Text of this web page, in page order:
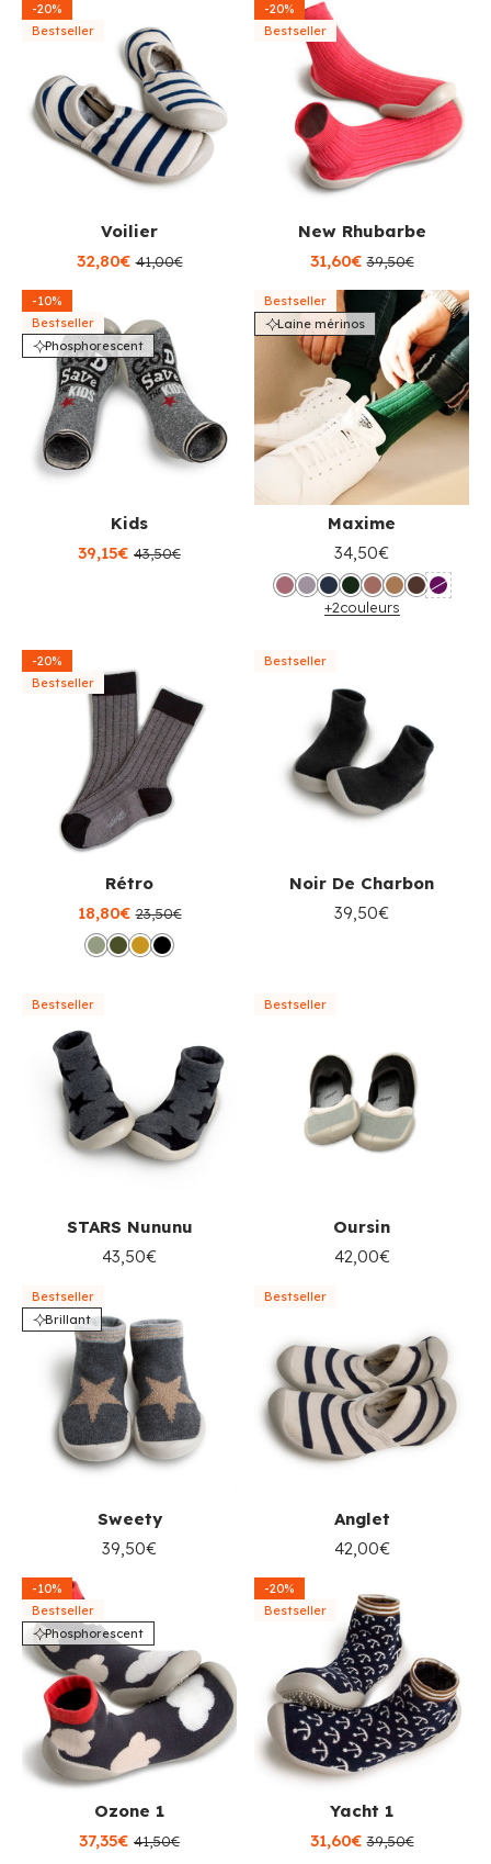
-20%
Bestseller
Voilier
32,80€ 41,00€
-20%
Bestseller
New Rhubarbe
31,60€ 39,50€
-10%
Bestseller
Phosphorescent
Kids
39,15€ 43,50€
Bestseller
Laine mérinos
Maxime
34,50€
+2couleurs
-20%
Bestseller
Rétro
18,80€ 23,50€
Bestseller
Noir De Charbon
39,50€
Bestseller
STARS Nununu
43,50€
Bestseller
Oursin
42,00€
Bestseller
Brillant
Sweety
39,50€
Bestseller
Anglet
42,00€
-10%
Bestseller
Phosphorescent
Ozone 1
37,35€ 41,50€
-20%
Bestseller
Yacht 1
31,60€ 39,50€